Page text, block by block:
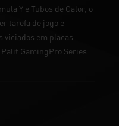
Y e Tubos de Calor, o
tarefa de jogo e
viciados em placas
GamingPro Series